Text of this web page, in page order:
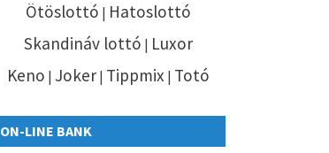
Ötöslottó | Hatoslottó
Skandináv lottó | Luxor
Keno | Joker | Tippmix | Totó
ON-LINE BANK